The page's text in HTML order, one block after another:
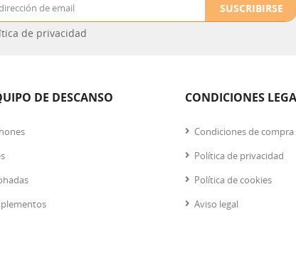
SUSCRIBIRSE
de privacidad
DE DESCANSO CONDICIONES
Condiciones de
Política de privacidad
Política de cookies
Aviso legal